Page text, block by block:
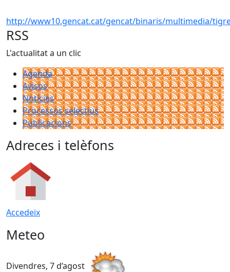
http://www10.gencat.cat/gencat/binaris/multimedia/
RSS
L'actualitat a un clic
Agenda
Avisos
Notícies
Processos selectius
Publicacions
Adreces i telèfons
Accedeix
Meteo
Divendres, 7 d’agost